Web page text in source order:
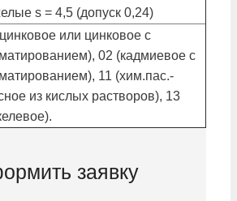
s = 4,5 (допуск 0,24)
или цинковое с
02 (кадмиевое с
11 (хим.пас.-
из кислых растворов), 13
заявку